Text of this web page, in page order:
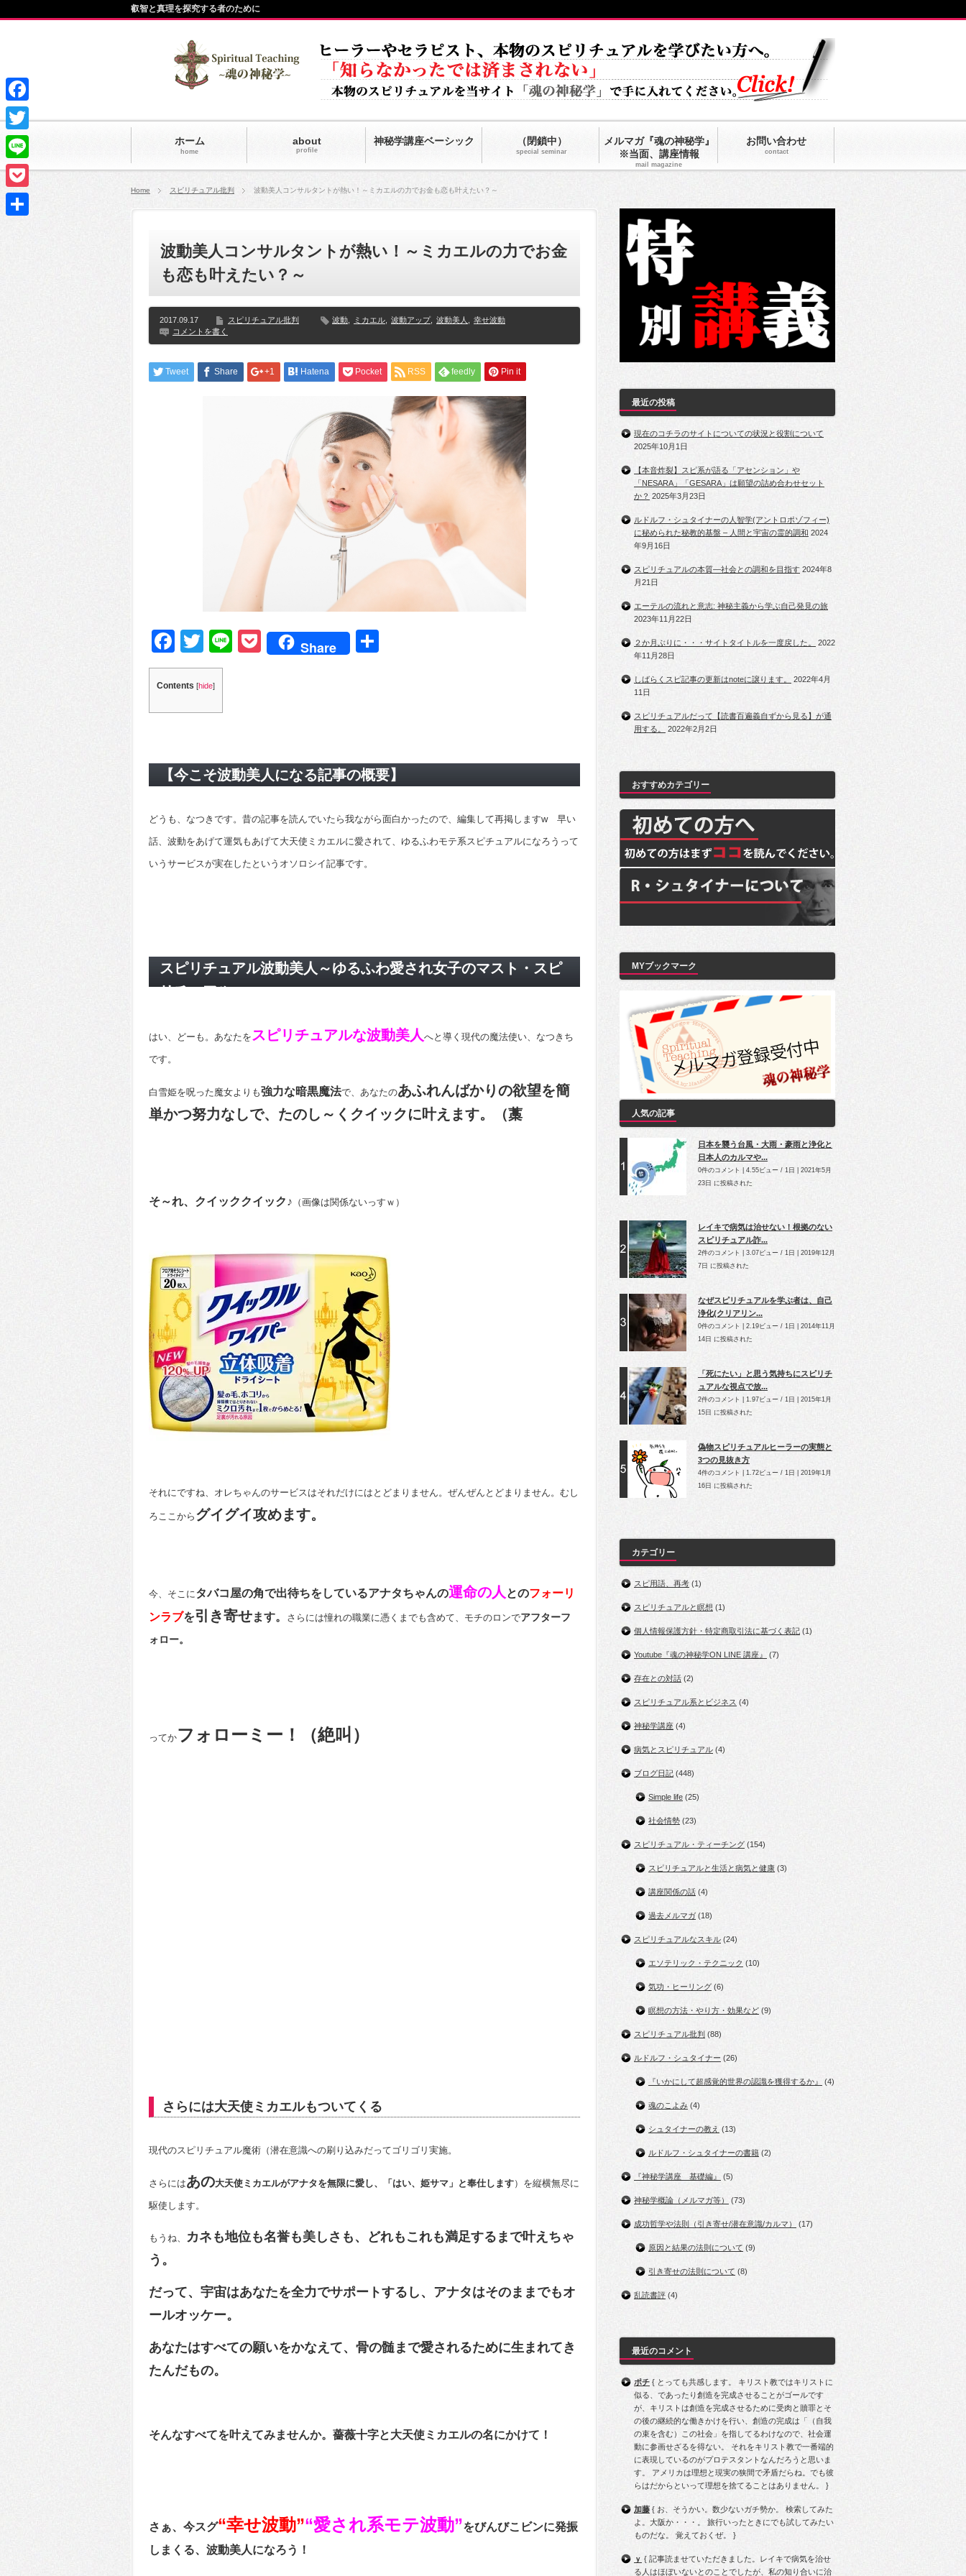
ホーム
home
about
profile
神秘学講座ベーシック （閉鎖中）
special seminar
メルマガ『魂の神秘学』
※当面、講座情報
mail magazine
お問い合わせ
contact
叡智と真理を探究する者のために
Home スピリチュアル批判 波動美人コンサルタントが熱い！～ミカエルの力でお金も恋も叶えたい？～
波動美人コンサルタントが熱い！～ミカエルの力でお金
も恋も叶えたい？～
2017.09.17 スピリチュアル批判 波動 ミカエル 波動アップ, 波動美人
幸せ波動
コメントを書く
Tweet Share +1 Hatena Pocket RSS feedly Pin it
Facebook
Twitter
LinePocket
Share
Contents [hide]
【今こそ波動美人になる記事の概要】
どうも、なつきです。昔の記事を読んでいたら我ながら面白かったので、編集して再掲しますw 早い
話、波動をあげて運気もあげて大天使ミカエルに愛されて、ゆるふわモテ系スピチュアルになろうって
いうサービスが実在したというオソロシイ記事です。
スピリチュアル波動美人～ゆるふわ愛され女子のマスト・スピ
リチュアル
はい、どーも。あなたを スピリチュアルな波動美人 へと導く現代の魔法使い、なつきち
です。
白雪姫を呪った魔女よりも強力な暗黒魔法で、あなたのあふれんばかりの欲望を簡
単かつ努力なしで、たのし～くクイックに叶えます。（藁
そ～れ、クイッククイック♪ （画像は関係ないっすｗ）
それにですね、オレちゃんのサービスはそれだけにはとどまりません。ぜんぜんとどまりません。むし
ろここから グイグイ攻めます。
今、そこにタバコ屋の角で出待ちをしているアナタちゃんの運命の人 とのフォーリ
ンラブを引き寄せます。 さらには憧れの職業に憑くまでも含めて、モチのロンでアフターフ
ォロー。
ってかフォローミー！（絶叫）
さらには大天使ミカエルもついてくる
現代のスピリチュアル魔術（潜在意識への刷り込みだってゴリゴリ実施。
さらにはあの大天使ミカエルがアナタを無限に愛し、「はい、姫サマ」と奉仕します）を縦横無尽に
駆使します。
もうね、
カネも地位も名誉も美しさも、どれもこれも満足するまで叶えちゃ
う。
だって、宇宙はあなたを全力でサポートするし、アナタはそのままでもオ
ールオッケー。
あなたはすべての願いをかなえて、骨の髄まで愛されるために生まれてき
たんだもの。
そんなすべてを叶えてみませんか。薔薇十字と大天使ミカエルの名にかけて！
さぁ、今スグ“幸せ波動”“愛され系モテ波動”をびんびこビンに発振
しまくる、波動美人になろう！
最近の投稿
現在のコチラのサイトについての状況と役割について
2025年10月1日
【本音炸裂】スピ系が語る「アセンション」や
「NESARA」「GESARA」は願望の詰め合わせセット
か？ 2025年3月23日
ルドルフ・シュタイナーの人智学(アントロポゾフィー)
に秘められた秘教的基盤 – 人間と宇宙の霊的調和 2024
年9月16日
スピリチュアルの本質―社会との調和を目指す 2024年8
月21日
エーテルの流れと意志: 神秘主義から学ぶ自己発見の旅
2023年11月22日
２か月ぶりに・・・サイトタイトルを一度戻した。
2022
年11月28日
しばらくスピ記事の更新はnoteに譲ります。
2022年4月
11日
スピリチュアルだって【読書百遍義自ずから見る】が通
用する。
2022年2月2日
おすすめカテゴリー
MYブックマーク
人気の記事
日本を襲う台風・大雨・豪雨と浄化と
日本人のカルマや...
0件のコメント 4.55ビュー / 1日
2021年5月
23日 に投稿された
レイキで病気は治せない！根拠のない
スピリチュアル詐...
2件のコメント 3.07ビュー / 1日
2019年12月
7日 に投稿された
なぜスピリチュアルを学ぶ者は、自己
浄化(クリアリン...
0件のコメント 2.19ビュー / 1日
2014年11月
14日 に投稿された
「死にたい」と思う気持ちにスピリチ
ュアルな視点で放...
2件のコメント 1.97ビュー / 1日
2015年1月
15日 に投稿された
偽物スピリチュアルヒーラーの実態と
3つの見抜き方
4件のコメント 1.72ビュー / 1日
2019年1月
16日 に投稿された
カテゴリー
スピ用語、再考 (1)
スピリチュアルと瞑想 (1)
個人情報保護方針・特定商取引法に基づく表記 (1)
Youtube『魂の神秘学ON LINE 講座』 (7)
存在との対話 (2)
スピリチュアル系とビジネス (4)
神秘学講座 (4)
病気とスピリチュアル (4)
ブログ日記 (448)
Simple life (25)
社会情勢 (23)
スピリチュアル・ティーチング (154)
スピリチュアルと生活と病気と健康 (3)
講座関係の話 (4)
過去メルマガ (18)
スピリチュアルなスキル (24)
エソテリック・テクニック (10)
気功・ヒーリング (6)
瞑想の方法・やり方・効果など (9)
スピリチュアル批判 (88)
ルドルフ・シュタイナー (26)
『いかにして超感覚的世界の認識を獲得するか』 (4)
魂のこよみ (4)
シュタイナーの教え (13)
ルドルフ・シュタイナーの書籍 (2)
『神秘学講座 基礎編』 (5)
神秘学概論（メルマガ等） (73)
成功哲学や法則（引き寄せ/潜在意識/カルマ） (17)
原因と結果の法則について (9)
引き寄せの法則について (8)
乱読書評 (4)
最近のコメント
ポチ { とっても共感します。 キリスト教ではキリストに
似る、であったり創造を完成させることがゴールです
が、キリストは創造を完成させるために受肉と贖罪とそ
の後の継続的な働きかけを行い、創造の完成は「（自我
の束を含む）この社会」を指してるわけなので、社会運
動に参画せざるを得ない。 それをキリスト教で一番端的
に表現しているのがプロテスタントなんだろうと思いま
す。 アメリカは理想と現実の狭間で矛盾だらね。でも彼
らはだからといって理想を捨てることはありません。 }
加藤 { お、そうかい。数少ないガチ勢か。 検索してみた
よ。大阪か・・・。 旅行いったときにでも試してみたい
ものだな。 覚えておくぜ。 }
ｙ { 記事読ませていただきました。レイキで病気を治せ
る人はほぼいないとのことでしたが、私の知り合いに治
Facebook
Twitter
Line
Pocket